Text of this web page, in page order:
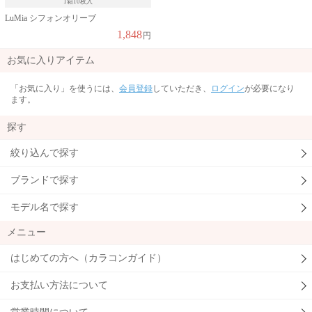
1箱10枚入
LuMia シフォンオリーブ
1,848 円
お気に入りアイテム
「お気に入り」を使うには、 会員登録していただき、 ログインが必要になり
ます。
探す
絞り込んで探す
ブランドで探す
モデル名で探す
メニュー
はじめての方へ（カラコンガイド）
お支払い方法について